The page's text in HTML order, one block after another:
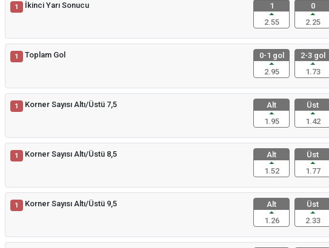
1 İkinci Yarı Sonucu
1
2.55
0
2.25
1 Toplam Gol
0-1 gol
2.95
2-3 gol
1.73
1 Korner Sayısı Altı/Üstü 7,5
Alt
1.95
Üst
1.42
1 Korner Sayısı Altı/Üstü 8,5
Alt
1.52
Üst
1.77
1 Korner Sayısı Altı/Üstü 9,5
Alt
1.26
Üst
2.33